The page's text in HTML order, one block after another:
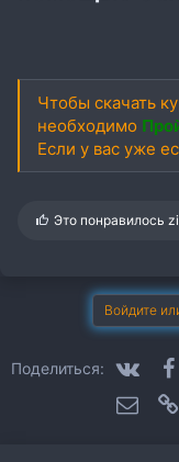
Чтобы скачать
необходимо
Если у вас уже
С
Это понравилось
Войдите
Поделиться: VK